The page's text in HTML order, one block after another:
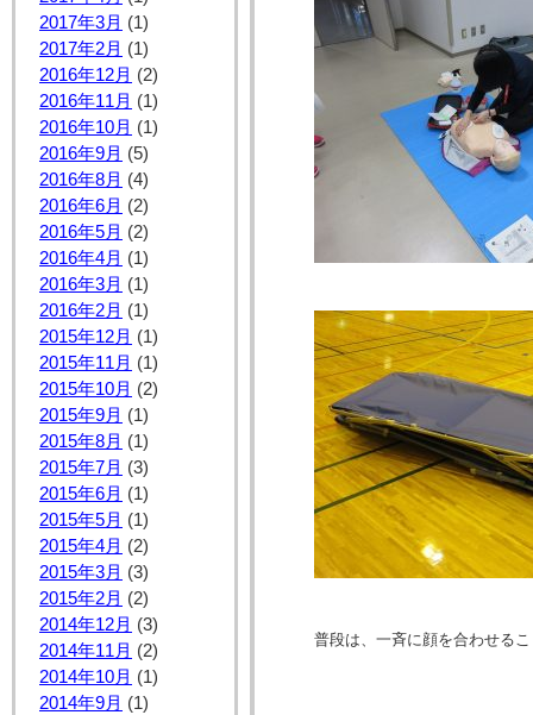
2017年3月 (1)
2017年2月 (1)
2016年12月 (2)
2016年11月 (1)
2016年10月 (1)
2016年9月 (5)
2016年8月 (4)
2016年6月 (2)
2016年5月 (2)
2016年4月 (1)
2016年3月 (1)
2016年2月 (1)
2015年12月 (1)
2015年11月 (1)
2015年10月 (2)
2015年9月 (1)
2015年8月 (1)
2015年7月 (3)
2015年6月 (1)
2015年5月 (1)
2015年4月 (2)
2015年3月 (3)
2015年2月 (2)
2014年12月 (3)
2014年11月 (2)
2014年10月 (1)
2014年9月 (1)
普段は、一斉に顔を合わせる